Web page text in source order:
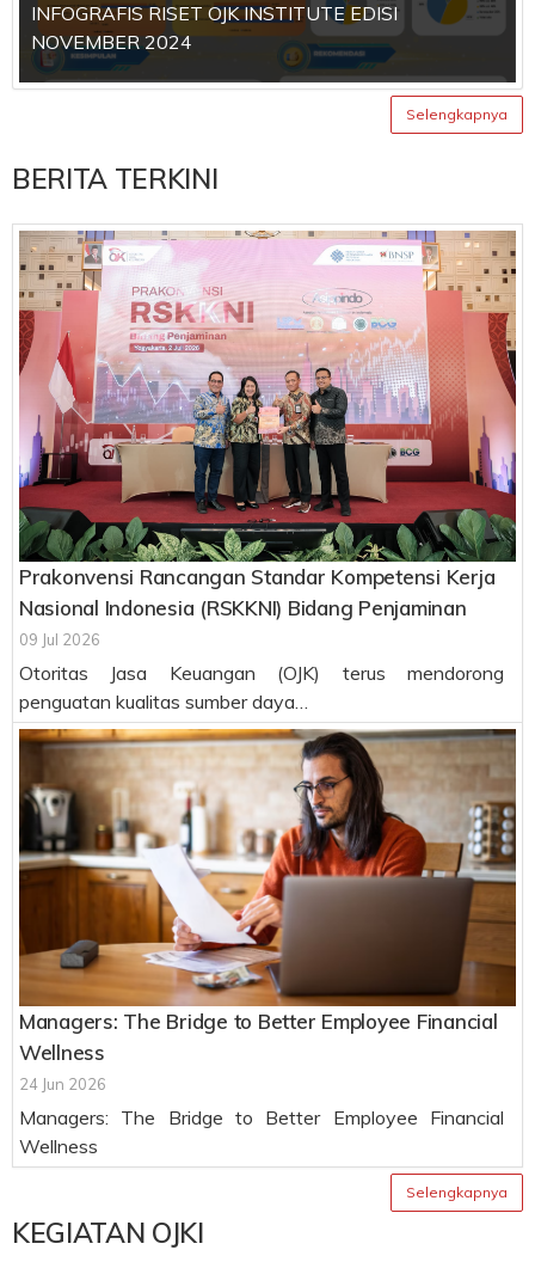
INFOGRAFIS RISET OJK INSTITUTE EDISI
NOVEMBER 2024
Selengkapnya
BERITA TERKINI
Prakonvensi Rancangan Standar Kompetensi Kerja
Nasional Indonesia (RSKKNI) Bidang Penjaminan
09 Jul 2026
Otoritas Jasa Keuangan (OJK) terus mendorong
penguatan kualitas sumber daya…
Managers: The Bridge to Better Employee Financial
Wellness
24 Jun 2026
Managers: The Bridge to Better Employee Financial
Wellness
Selengkapnya
KEGIATAN OJKI